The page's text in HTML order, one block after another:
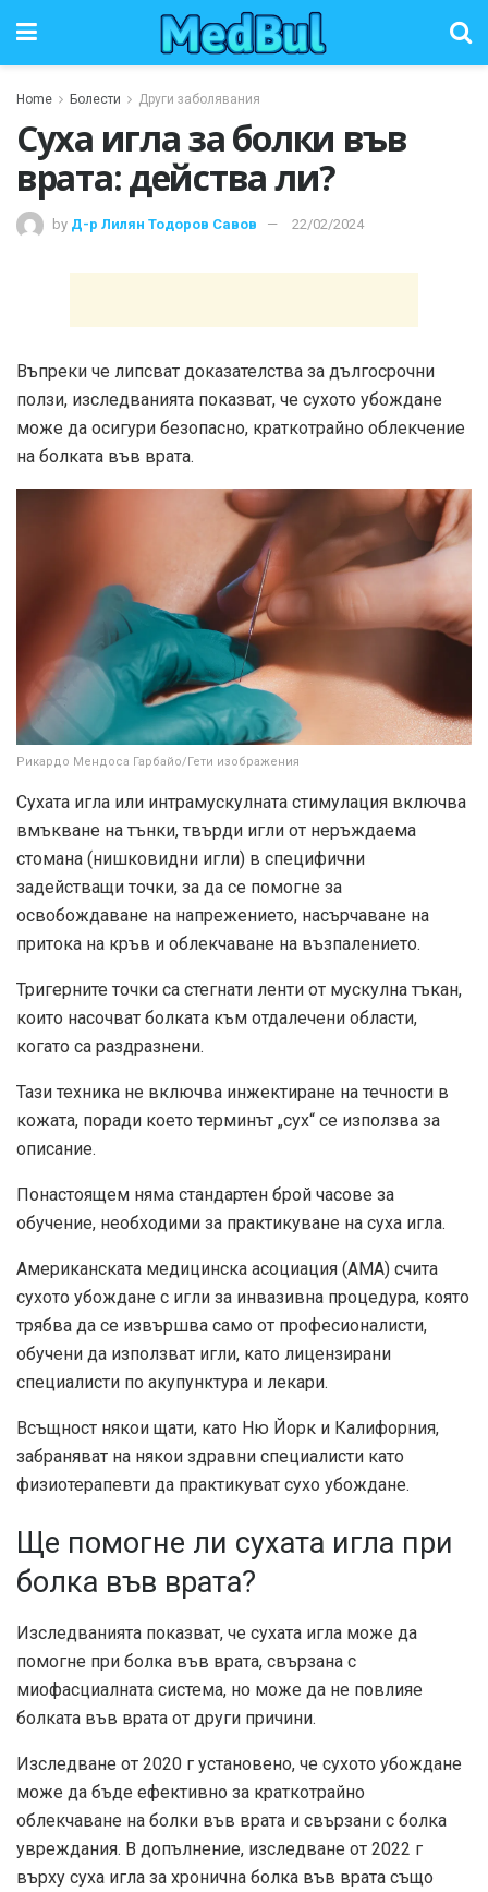
Home Болести Други заболявания
Суха игла за болки във
врата: действа ли?
by Д-р Лилян Тодоров Савов 22/02/2024
Въпреки че липсват доказателства за дългосрочни
ползи, изследванията показват, че сухото убождане
може да осигури безопасно, краткотрайно облекчение
на болката във врата.
Рикардо Мендоса Гарбайо/Гети изображения
Сухата игла или интрамускулната стимулация включва
вмъкване на тънки, твърди игли от неръждаема
стомана (нишковидни игли) в специфични
задействащи точки, за да се помогне за
освобождаване на напрежението, насърчаване на
притока на кръв и облекчаване на възпалението.
Тригерните точки са стегнати ленти от мускулна тъкан,
които насочват болката към отдалечени области,
когато са раздразнени.
Тази техника не включва инжектиране на течности в
кожата, поради което терминът „сух“ се използва за
описание.
Понастоящем няма стандартен брой часове за
обучение, необходими за практикуване на суха игла.
Американската медицинска асоциация (AMA) счита
сухото убождане с игли за инвазивна процедура, която
трябва да се извършва само от професионалисти,
обучени да използват игли, като лицензирани
специалисти по акупунктура и лекари.
Всъщност някои щати, като Ню Йорк и Калифорния,
забраняват на някои здравни специалисти като
физиотерапевти да практикуват сухо убождане.
Ще помогне ли сухата игла при
болка във врата?
Изследванията показват, че сухата игла може да
помогне при болка във врата, свързана с
миофасциалната система, но може да не повлияе
болката във врата от други причини.
Изследване от 2020 г установено, че сухото убождане
може да бъде ефективно за краткотрайно
облекчаване на болки във врата и свързани с болка
увреждания. В допълнение, изследване от 2022 г
върху суха игла за хронична болка във врата също